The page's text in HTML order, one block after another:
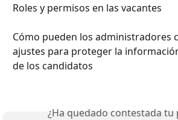
Roles y permisos en las vacantes
Cómo pueden los administradores
ajustes para proteger la
de los candidatos
¿Ha quedado contestada tu